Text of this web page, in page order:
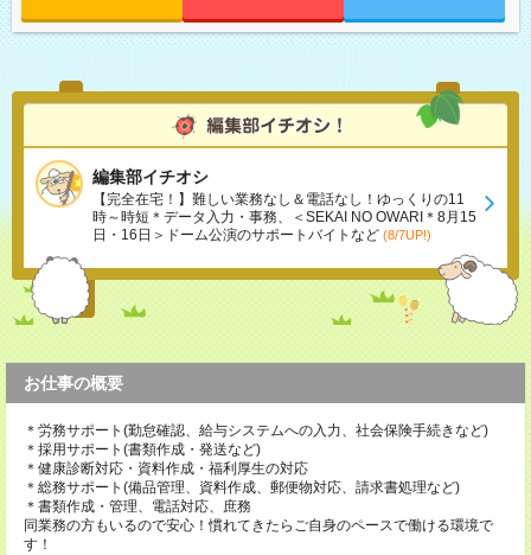
編集部イチオシ
【完全在宅！】難しい業務なし＆電話なし！ゆっくりの11
時～時短＊データ入力・事務、＜SEKAI NO OWARI＊8月15
日・16日＞ドーム公演のサポートバイトなど (8/7UP!)
お仕事の概要
＊労務サポート(勤怠確認、給与システムへの入力、社会保険手続きなど)
＊採用サポート(書類作成・発送など)
＊健康診断対応・資料作成・福利厚生の対応
＊総務サポート(備品管理、資料作成、郵便物対応、請求書処理など)
＊書類作成・管理、電話対応、庶務
同業務の方もいるので安心！慣れてきたらご自身のペースで働ける環境で
す！